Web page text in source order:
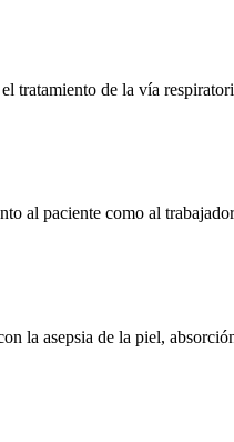
tratamiento de la vía
al paciente como al
la asepsia de la piel,